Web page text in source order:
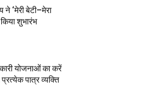
ने ‘मेरी बेटी–मेरा
शुभारंभ
योजनाओं का करें
पात्र व्यक्ति